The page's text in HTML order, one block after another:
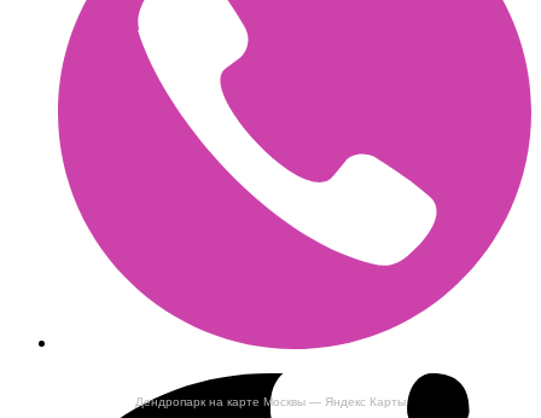
Дендропарк на карте Москвы — Яндекс Карты